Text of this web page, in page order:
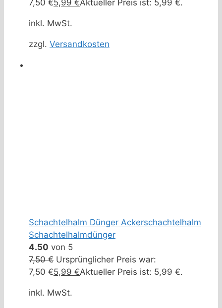
7,50 €5,99 €Aktueller Preis ist: 5,99 €.
inkl. MwSt.
zzgl. Versandkosten
Schachtelhalm Dünger Ackerschachtelhalm
Schachtelhalmdünger
4.50 von 5
7,50€ Ursprünglicher Preis war:
7,50 €5,99 €Aktueller Preis ist: 5,99 €.
inkl. MwSt.